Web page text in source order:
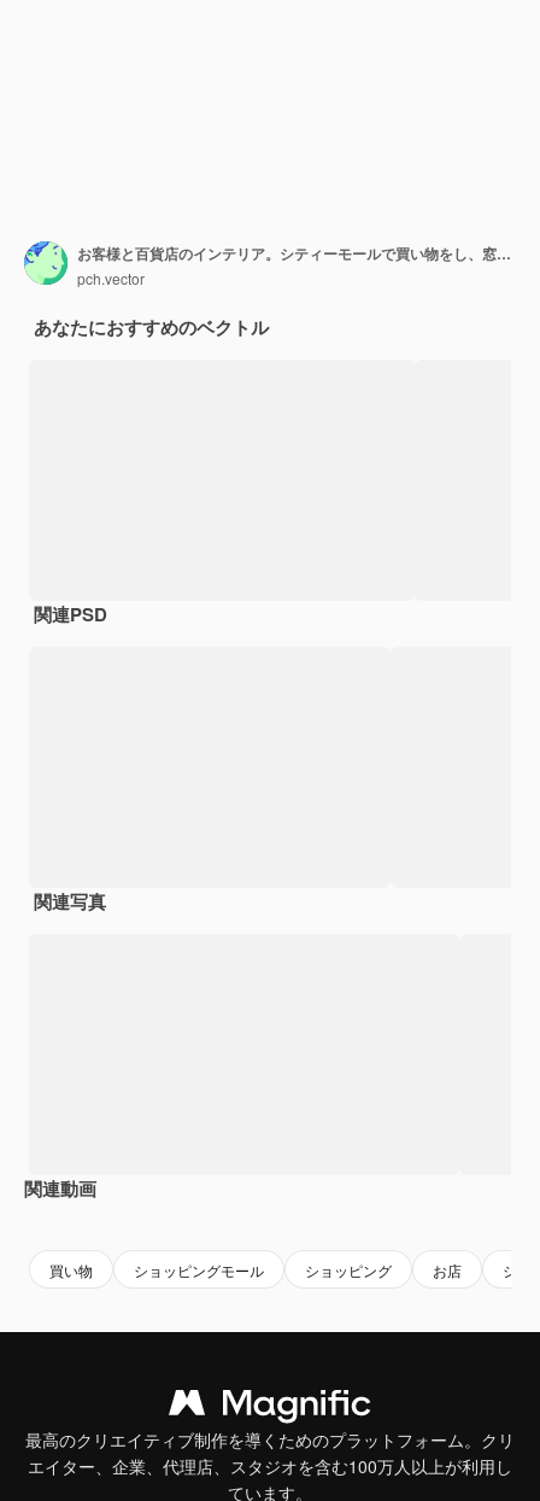
お客様と百貨店のインテリア。シティーモールで買い物をし、窓を通り過ぎて建物のホールを歩き、バッグを運ぶ人々。市場、販売、割引について。
pch.vector
あなたにおすすめのベクトル
関連PSD
関連写真
関連動画
買い物 ショッピングモール ショッピング お店 ショ
最高のクリエイティブ制作を導くためのプラットフォーム。クリ
エイター、企業、代理店、スタジオを含む100万人以上が利用し
ています。